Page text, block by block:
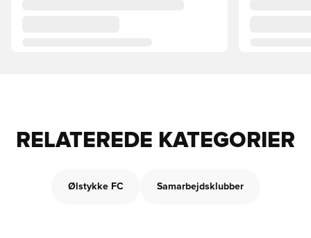
RELATEREDE KATEGORIER
Ølstykke FC Samarbejdsklubber